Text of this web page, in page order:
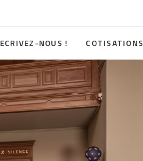
ECRIVEZ-NOUS ! COTISATIONS